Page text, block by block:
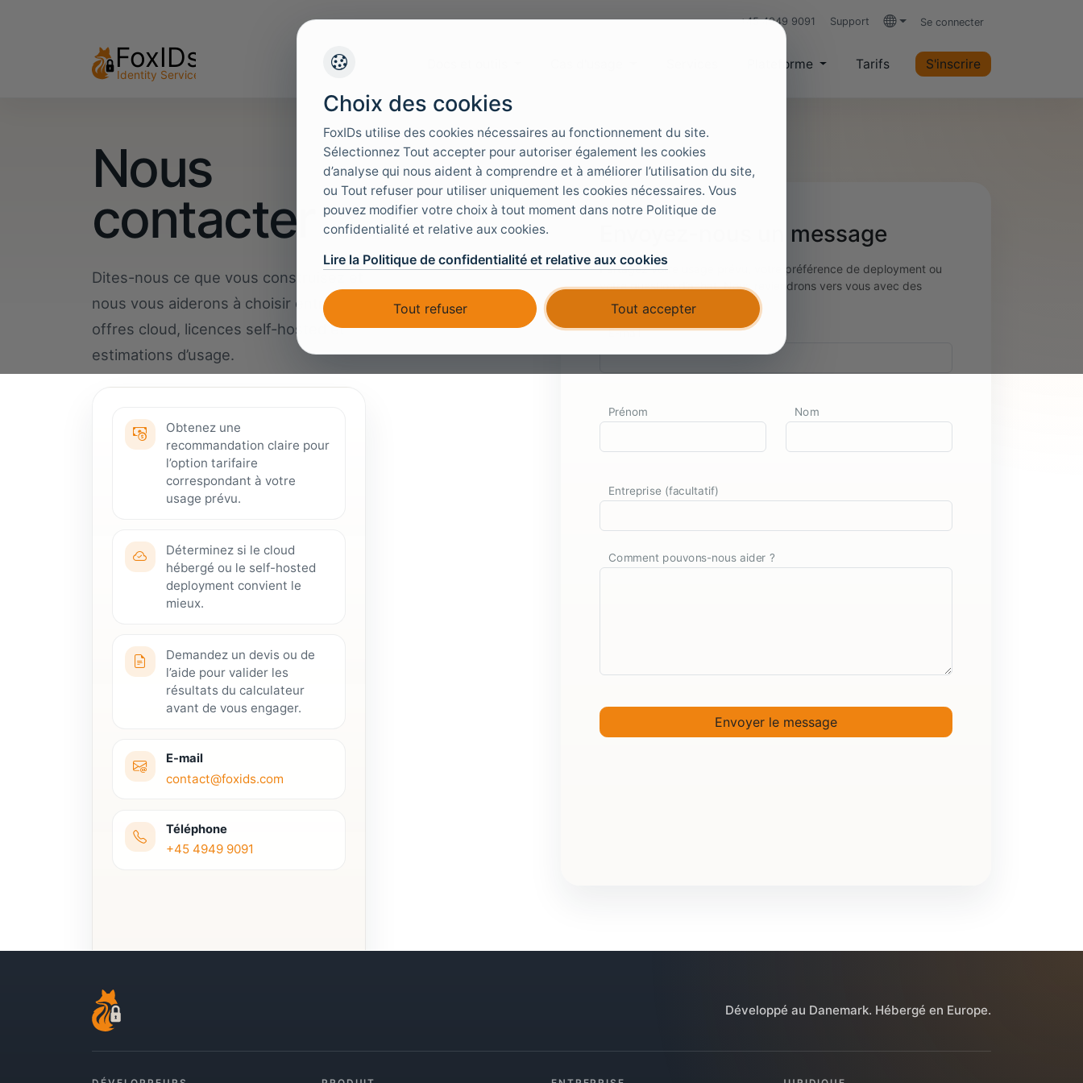
+45 4949 9091 Support LanguesSe connecter
Plateforme Tarifs S'inscrire
Nous
contacter
Dites-nous ce que vous construisez et
nous vous aiderons à choisir entre
offres cloud, licences self-hosted et
estimations d’usage.
Obtenez une
recommandation claire pour
l’option tarifaire
correspondant à votre
usage prévu.
Déterminez si le cloud
hébergé ou le self-hosted
deployment convient le
mieux.
Demandez un devis ou de
l’aide pour valider les
résultats du calculateur
avant de vous engager.
E-mail
contact@foxids.com
Téléphone
+45 4949 9091
Envoyez-nous un message
Partagez votre usage prévu, votre préférence de deployment ou
votre question d’achat. Nous reviendrons vers vous avec des
prochaines étapes concrètes.
E-mail
Prénom Nom
Entreprise (facultatif)
Comment pouvons-nous aider ?
Envoyer le message
Développé au Danemark. Hébergé en Europe.
Choix des cookies
FoxIDs utilise des cookies nécessaires au fonctionnement du site.
Sélectionnez Tout accepter pour autoriser également les cookies
d’analyse qui nous aident à comprendre et à améliorer l’utilisation du site,
ou Tout refuser pour utiliser uniquement les cookies nécessaires. Vous
pouvez modifier votre choix à tout moment dans notre Politique de
confidentialité et relative aux cookies.
Lire la Politique de confidentialité et relative aux cookies
Tout refuser Tout accepter